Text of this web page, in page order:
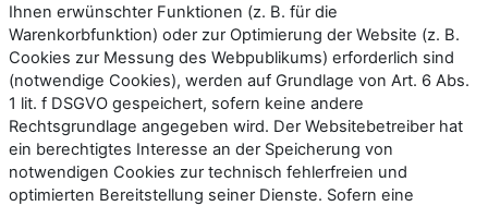
Ihnen erwünschter Funktionen (z. B. für die
Warenkorbfunktion) oder zur Optimierung der Website (z. B.
Cookies zur Messung des Webpublikums) erforderlich sind
(notwendige Cookies), werden auf Grundlage von Art. 6 Abs.
1 lit. f DSGVO gespeichert, sofern keine andere
Rechtsgrundlage angegeben wird. Der Websitebetreiber hat
ein berechtigtes Interesse an der Speicherung von
notwendigen Cookies zur technisch fehlerfreien und
optimierten Bereitstellung seiner Dienste. Sofern eine